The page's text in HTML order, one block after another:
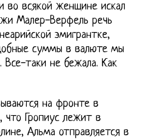
всякой женщине искал
Малер-Верфель речь
эмигрантке,
суммы в валюте мы
таки не бежала. Как
на фронте в
что Гропиус лежит в
Альма отправляется в